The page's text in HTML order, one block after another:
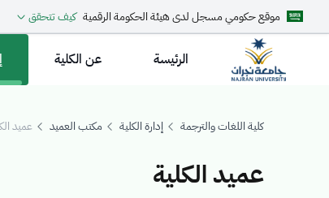
موقع حكومي مسجل لدى هيئة الحكومة الرقمية كيف تتحقق
الرئيسة عن الكلية
كلية اللغات والترجمة إدارة الكلية مكتب العميد عميد
عميد الكلية